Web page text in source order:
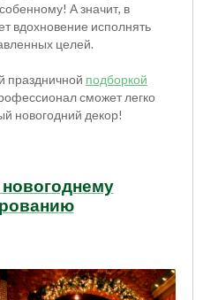
А значит, в
вдохновение исполнять
целей.
праздничной подборкой
сможет легко
новогодний декор!